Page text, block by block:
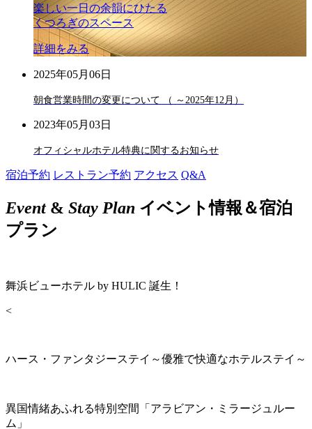
楽しい一日の余韻にひたる
くつろぎのスペース
詳細をみる
2025年05月06日
朝食営業時間の変更について （ ～2025年12月）
2023年05月03日
オフィシャルホテル特典に関するお知らせ
宿泊予約 レストラン予約 アクセス Q&A
Event& Stay Plan イベント情報＆宿泊
プラン
舞浜ビューホテル by HULIC 誕生！
<
ハース・ファンタジーステイ～優雅で快適なホテルステイ～
異国情緒あふれる特別空間「アラビアン・ミラージュルー
ム」